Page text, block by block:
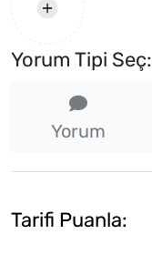
Yorum Tipi Seç:
Yorum
Tarifi Puanla: